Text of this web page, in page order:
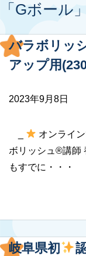
「Gボール
バラボリッ
アップ用
2023年9月8日
オンライ
ボリッシュ®講師
もすでに・・・
岐阜県初